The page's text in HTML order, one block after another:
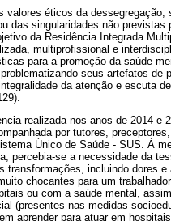
valores éticos da
das singularidades não
da Residência Integrada
multiprofissional e
para a promoção da saúde
seus artefatos
da atenção e escuta
realizada nos anos de 2014
por tutores,
Único de Saúde - SUS. À
percebia-se a necessidade da
transformações, incluindo dores
chocantes para um
ou com a saúde mental,
(presentes nas medidas
aprender para atuar em